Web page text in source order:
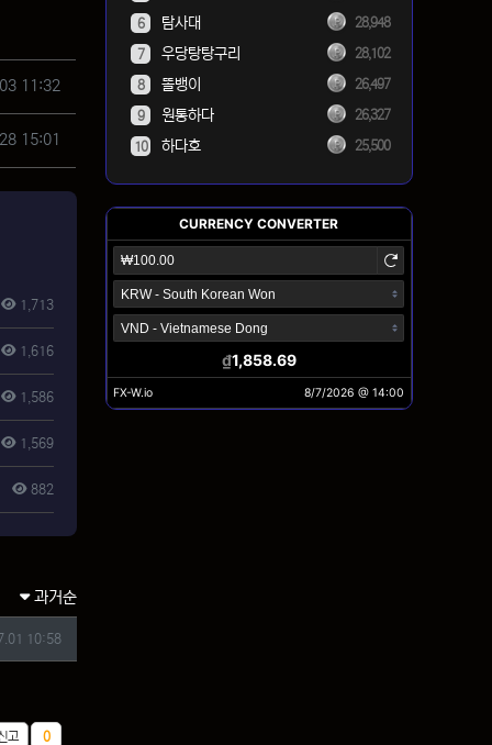
11:32
15:01
1,713
1,616
1,586
1,569
882
과거순
10:58
고 추천
0
6 탐사대 28,948
7 우당탕탕구리 28,102
8 똘뱅이 26,497
9 원통하다 26,327
10 하다호 25,500